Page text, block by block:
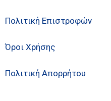
Πολιτική Επιστροφών
Όροι Χρήσης
Πολιτική Απορρήτου